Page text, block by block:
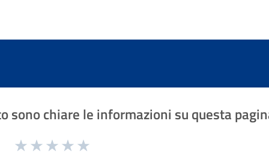
sono chiare le informazioni su questa
1 a 5 stelle la pagina